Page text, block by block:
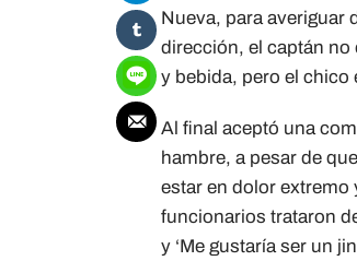
Nueva, para averiguar
dirección, el captán no
y bebida, pero el chico
Al final aceptó una
hambre, a pesar de
estar en dolor extremo
funcionarios trataron
y ‘Me gustaría ser un